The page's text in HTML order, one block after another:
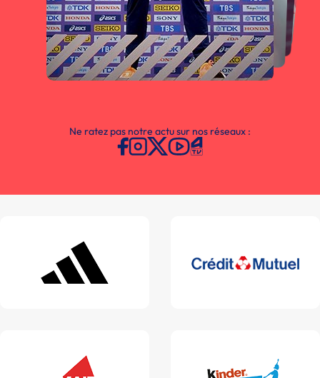
Ne ratez pas notre actu sur nos réseaux :